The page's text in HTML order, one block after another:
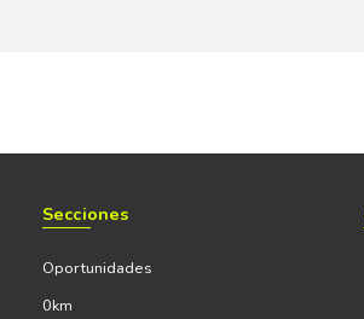
Secciones
Oportunidades
0km